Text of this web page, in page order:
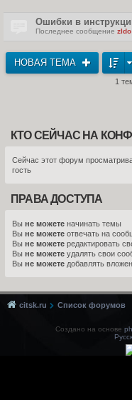
Ошибки в
Последнее сообщение zldo
НОВАЯ ТЕМА
1
КТО СЕЙЧАС НА
Сейчас этот форум
гость
ПРАВА ДОСТУПА
Вы не можете начинать темы
Вы не можете отвечать на
Вы не можете редактировать
Вы не можете удалять свои
Вы не можете добавлять
citsk.ru Список форумов
Создано на основе